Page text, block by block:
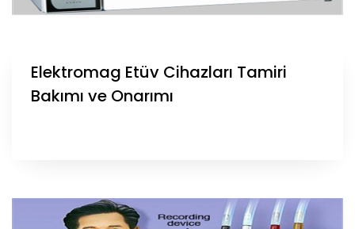
Elektromag Etüv Cihazları Tamiri
Bakımı ve Onarımı